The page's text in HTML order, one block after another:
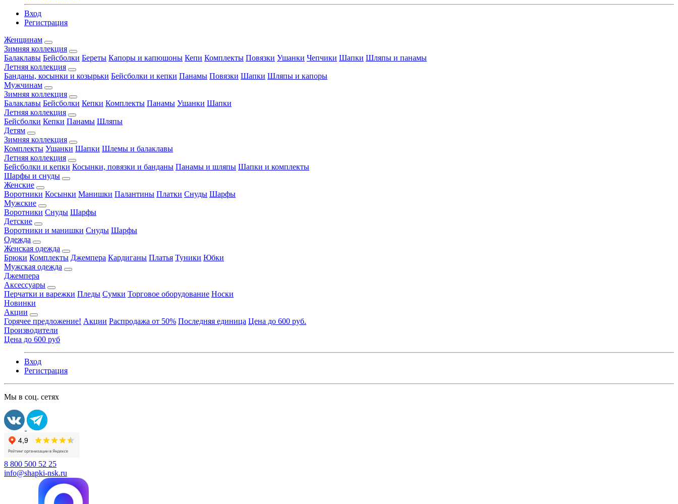
Вход
Регистрация
Женщинам
Зимняя коллекция
Балаклавы Бейсболки Береты Капоры и капюшоны Кепи Комплекты Повязки Ушанки Чепчики Шапки Шляпы и панамы
Летняя коллекция
Банданы, косынки и козырьки Бейсболки и кепки Панамы Повязки Шапки Шляпы и капоры
Мужчинам
Зимняя коллекция
Балаклавы Бейсболки Кепки Комплекты Панамы Ушанки Шапки
Летняя коллекция
Бейсболки Кепки Панамы Шляпы
Детям
Зимняя коллекция
Комплекты Ушанки Шапки Шлемы и балаклавы
Летняя коллекция
Бейсболки и кепки Косынки, повязки и банданы Панамы и шляпы Шапки и комплекты
Шарфы и снуды
Женские
Воротники Косынки Манишки Палантины Платки Снуды Шарфы
Мужские
Воротники Снуды Шарфы
Детские
Воротники и манишки Снуды Шарфы
Одежда
Женская одежда
Брюки Комплекты Джемпера Кардиганы Платья Туники Юбки
Мужская одежда
Джемпера
Аксессуары
Перчатки и варежки Пледы Сумки Торговое оборудование Носки
Новинки
Акции
Горячее предложение! Акции Распродажа от 50% Последняя единица Цена до 600 руб.
Производители
Цена до 600 руб
Вход
Регистрация
Мы в соц. сетях
8 800 500 52 25
info@shapki-nsk.ru